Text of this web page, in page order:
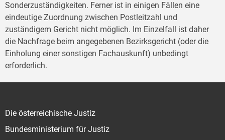
Sonderzuständigkeiten. Ferner ist in einigen Fällen eine
eindeutige Zuordnung zwischen Postleitzahl und
zuständigem Gericht nicht möglich. Im Einzelfall ist daher
die Nachfrage beim angegebenen Bezirksgericht (oder die
Einholung einer sonstigen Fachauskunft) unbedingt
erforderlich.
Die österreichische Justiz
Bundesministerium für Justiz